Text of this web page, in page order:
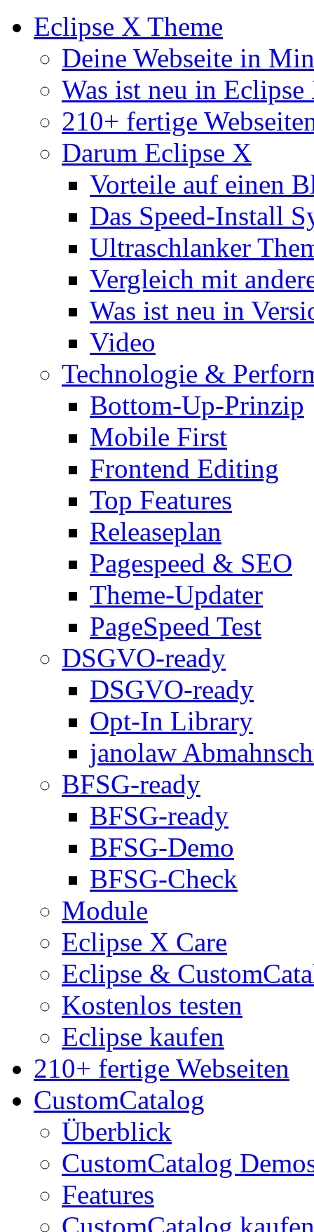
Eclipse X Theme
Deine Webseite in
Was ist neu in Eclipse
210+ fertige
Darum Eclipse X
Vorteile auf einen
Das Speed-Install
Ultraschlanker
Vergleich mit
Was ist neu in
Video
Technologie &
Bottom-Up-Prinzip
Mobile First
Frontend Editing
Top Features
Releaseplan
Pagespeed & SEO
Theme-Updater
PageSpeed Test
DSGVO-ready
DSGVO-ready
Opt-In Library
janolaw
BFSG-ready
BFSG-ready
BFSG-Demo
BFSG-Check
Module
Eclipse X Care
Eclipse &
Kostenlos testen
Eclipse kaufen
210+ fertige Webseiten
CustomCatalog
Überblick
CustomCatalog
Features